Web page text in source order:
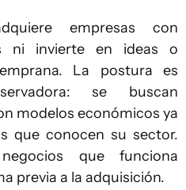
empresas con
ni invierte en ideas o
La postura es
se buscan
modelos económicos ya
que conocen su sector.
que funciona
previa a la adquisición.